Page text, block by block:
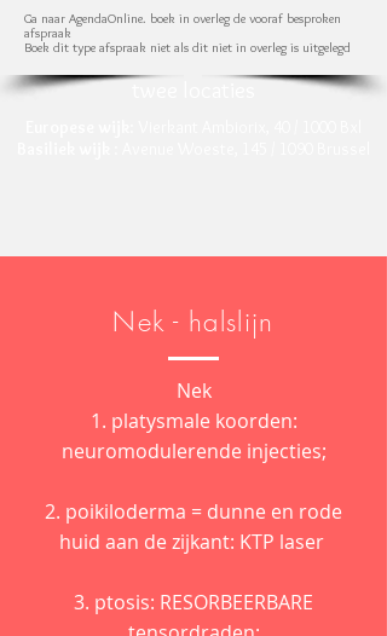
Ga naar AgendaOnline. boek in overleg de vooraf besproken
afspraak
Boek dit type afspraak niet als dit niet in overleg is uitgelegd
Nek - halslijn
Nek
1. platysmale koorden:
neuromodulerende injecties;
2. poikiloderma = dunne en rode
huid aan de zijkant: KTP laser
3. ptosis: RESORBEERBARE